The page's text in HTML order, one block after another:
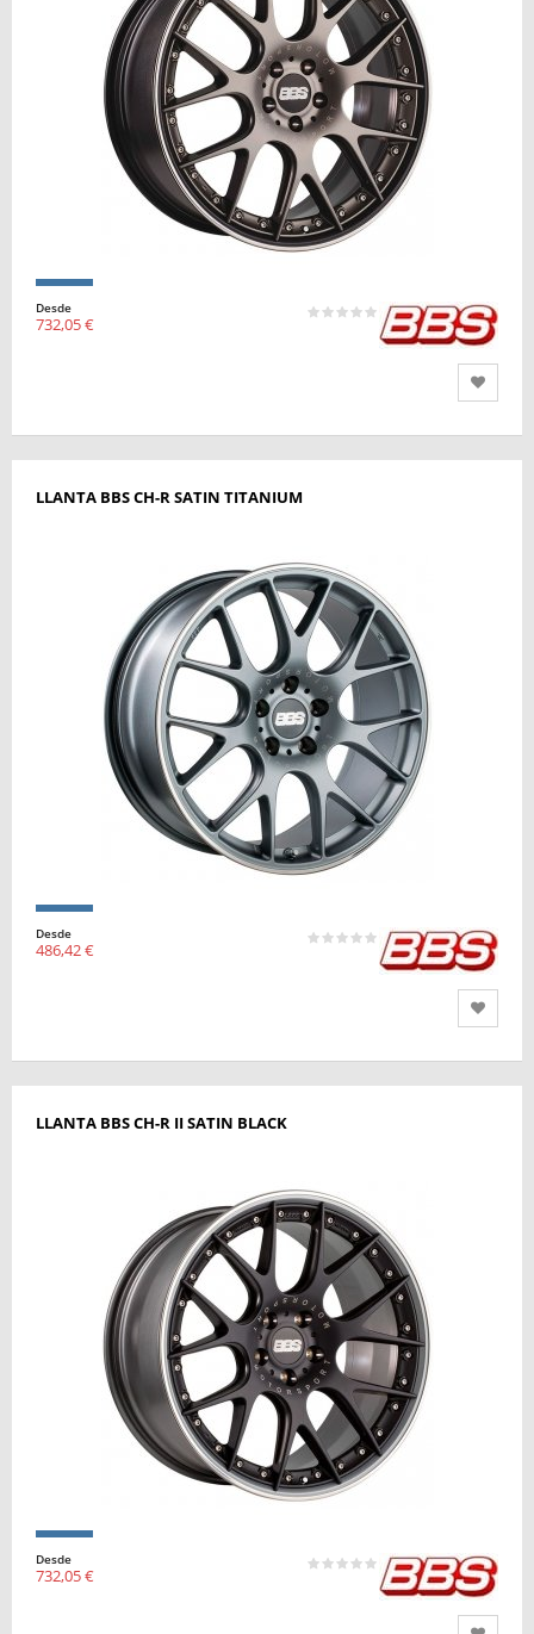
Desde
732,05 €
LLANTA BBS CH-R SATIN TITANIUM
Desde
486,42 €
LLANTA BBS CH-R II SATIN BLACK
Desde
732,05 €